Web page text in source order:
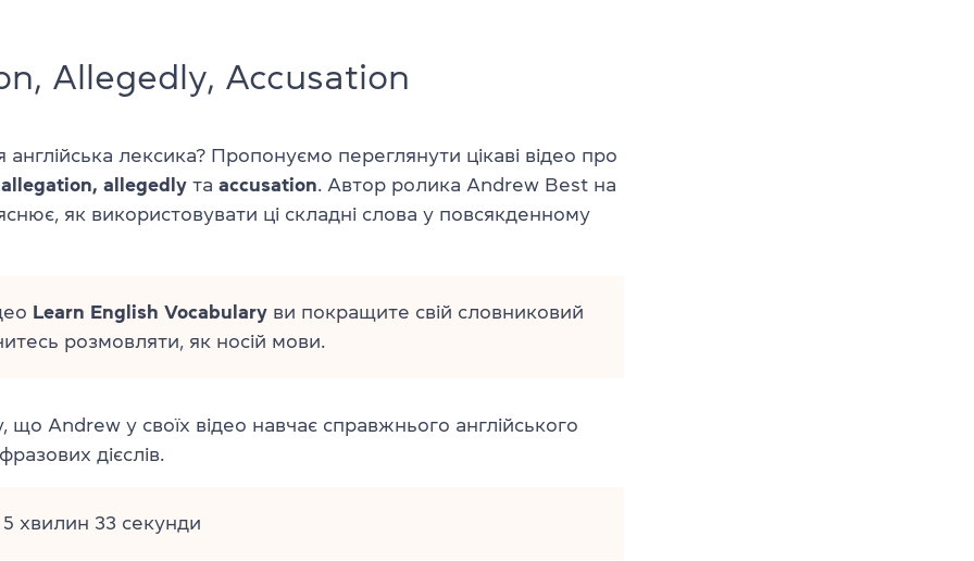
Allegedly, Accusation
лексика? Пропонуємо переглянути цікаві відео про
allegation, allegedly та accusation. Автор ролика Andrew Best на
як використовувати ці складні слова у повсякденному
Learn English Vocabulary ви покращите свій словниковий
розмовляти, як носій мови.
що Andrew у своїх відео навчає справжнього англійського
дієслів.
5 хвилин 33 секунди